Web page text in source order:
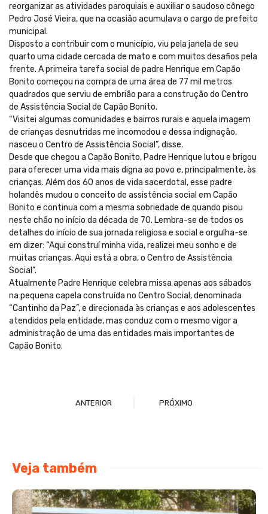
reorganizar as atividades paroquiais e auxiliar o saudoso cônego
Pedro José Vieira, que na ocasião acumulava o cargo de prefeito
municipal.
Disposto a contribuir com o município, viu pela janela de seu
quarto uma cidade cercada de mato e com muitos desafios pela
frente. A primeira tarefa social de padre Henrique em Capão
Bonito começou na compra de uma área de 77 mil metros
quadrados que serviu de embrião para a construção do Centro
de Assistência Social de Capão Bonito.
“Visitei algumas comunidades e bairros rurais e aquela imagem
de crianças desnutridas me incomodou e dessa indignação,
nasceu o Centro de Assistência Social”, disse.
Desde que chegou a Capão Bonito, Padre Henrique lutou e brigou
para oferecer uma vida mais digna ao povo e, principalmente, às
crianças. Além dos 60 anos de vida sacerdotal, esse padre
holandês mudou o conceito de assistência social em Capão
Bonito e continua com a mesma sobriedade de quando pisou
neste chão no início da década de 70. Lembra-se de todos os
detalhes do início de sua jornada religiosa e social e orgulha-se
em dizer: “Aqui construí minha vida, realizei meu sonho e de
muitas crianças. Aqui está a obra, o Centro de Assistência
Social”.
Atualmente Padre Henrique celebra missa apenas aos sábados
na pequena capela construída no Centro Social, denominada
“Cantinho da Paz”, e direcionada às crianças e aos adolescentes
atendidos pela entidade, mas conduz com o mesmo vigor a
administração de uma das entidades mais importantes de
Capão Bonito.
ANTERIOR PRÓXIMO
Veja também